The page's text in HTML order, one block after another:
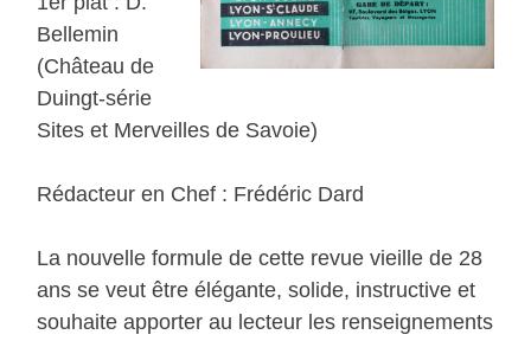
Bellemin
(Château de
Duingt-série
Sites et Merveilles de Savoie)
Rédacteur en Chef : Frédéric Dard
La nouvelle formule de cette revue vieille de 28
ans se veut être élégante, solide, instructive et
souhaite apporter au lecteur les renseignements